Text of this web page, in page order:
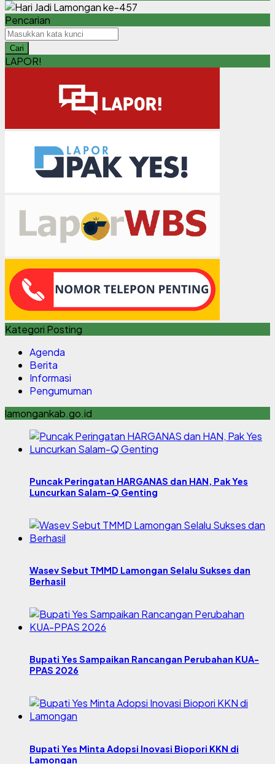
Pencarian
Cari
LAPOR!
Kategori Posting
Agenda
Berita
Informasi
Pengumuman
lamongankab.go.id
Puncak Peringatan HARGANAS dan HAN, Pak Yes
Luncurkan Salam-Q Genting
Wasev Sebut TMMD Lamongan Selalu Sukses dan
Berhasil
Bupati Yes Sampaikan Rancangan Perubahan KUA-
PPAS 2026
Bupati Yes Minta Adopsi Inovasi Biopori KKN di
Lamongan